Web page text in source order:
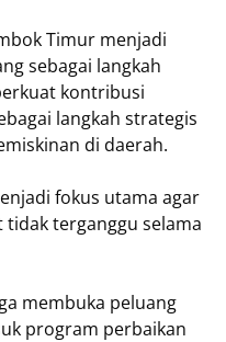
Timur menjadi
sebagai langkah
kontribusi
langkah strategis
di daerah.
fokus utama agar
tidak terganggu selama
membuka peluang
program perbaikan